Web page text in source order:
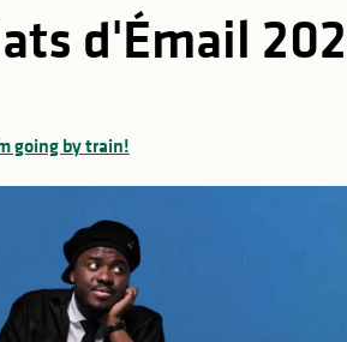
d'Émail
going by train!